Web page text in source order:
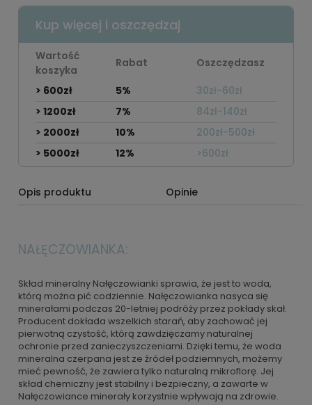
Kup więcej i oszczędzaj
Wartość
koszyka
Rabat
Oszczędzasz
> 600zł
5%
30zł-60zł
> 1200zł
7%
84zł-140zł
> 2000zł
10%
200zł-500zł
> 5000zł
12% >600zł
Opis produktu Opinie
NAŁĘCZOWIANKA:
Skład mineralny Nałęczowianki sprawia, że jest to woda,
którą można pić codziennie. Nałęczowianka nasyca się
minerałami podczas 20-letniej podróży przez pokłady skał.
Producent dokłada wszelkich starań, aby zachować jej
pierwotną czystość, którą zawdzięczamy naturalnej
ochronie przed zanieczyszczeniami. Dzięki temu, że woda
mineralna czerpana jest ze źródeł podziemnych, możemy
mieć pewność, że zawiera tylko naturalną mikroflorę. Jej
skład chemiczny jest stabilny i bezpieczny, a zawarte w
Nałęczowiance minerały korzystnie wpływają na zdrowie.